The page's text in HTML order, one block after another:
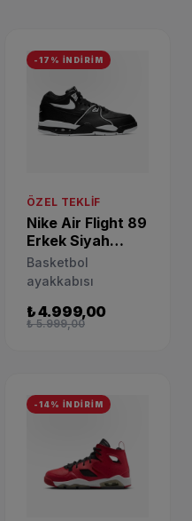
-17% İNDİRİM
ÖZEL TEKLIF
Nike Air Flight 89
Erkek Siyah
Basketbol
Ayakkabısı
CU4833-015
Basketbol
ayakkabısı
₺ 4.999,00
₺ 5.999,00
-14% İNDİRİM